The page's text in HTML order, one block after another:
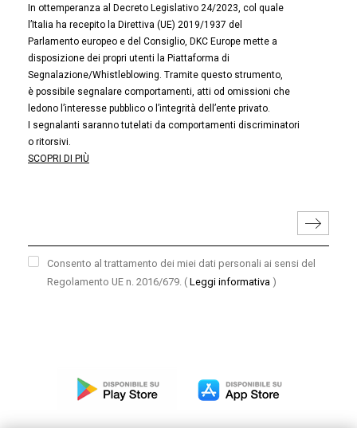
In ottemperanza al Decreto Legislativo 24/2023, col quale
l’Italia ha recepito la Direttiva (UE) 2019/1937 del
Parlamento europeo e del Consiglio, DKC Europe mette a
disposizione dei propri utenti la Piattaforma di
Segnalazione/Whistleblowing. Tramite questo strumento,
è possibile segnalare comportamenti, atti od omissioni che
ledono l’interesse pubblico o l’integrità dell’ente privato.
I segnalanti saranno tutelati da comportamenti discriminatori
o ritorsivi.
SCOPRI DI PIÙ
Consento al trattamento dei miei dati personali ai sensi del
Regolamento UE n. 2016/679. ( Leggi informativa )